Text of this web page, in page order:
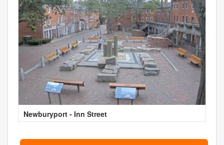
Newburyport - Inn Street